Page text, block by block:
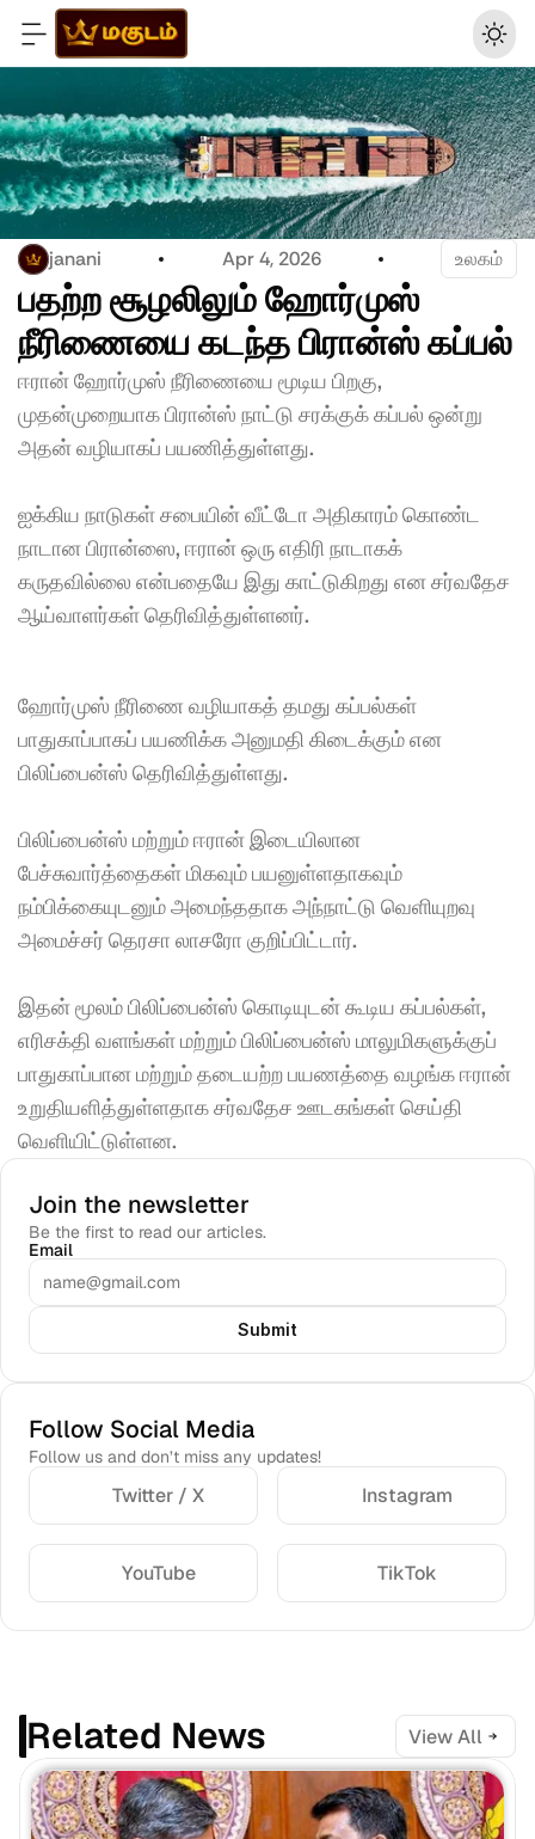
janani Apr 4, 2026 உலகம்
பதற்ற சூழலிலும் ஹோர்முஸ்
ஈரான் ஹோர்முஸ் நீரிணையை மூடிய பிறகு,
முதன்முறையாக பிரான்ஸ் நாட்டு சரக்குக் கப்பல் ஒன்று
அதன் வழியாகப் பயணித்துள்ளது.
ஐக்கிய நாடுகள் சபையின் வீட்டோ அதிகாரம் கொண்ட
நாடான பிரான்ஸை, ஈரான் ஒரு எதிரி நாடாகக்
கருதவில்லை என்பதையே இது காட்டுகிறது என சர்வதேச
ஆய்வாளர்கள் தெரிவித்துள்ளனர்.
ஹோர்முஸ் நீரிணை வழியாகத் தமது கப்பல்கள்
பாதுகாப்பாகப் பயணிக்க அனுமதி கிடைக்கும் என
பிலிப்பைன்ஸ் தெரிவித்துள்ளது.
பிலிப்பைன்ஸ் மற்றும் ஈரான் இடையிலான
பேச்சுவார்த்தைகள் மிகவும் பயனுள்ளதாகவும்
நம்பிக்கையுடனும் அமைந்ததாக அந்நாட்டு வெளியுறவு
அமைச்சர் தெரசா லாசரோ குறிப்பிட்டார்.
இதன் மூலம் பிலிப்பைன்ஸ் கொடியுடன் கூடிய கப்பல்கள்,
எரிசக்தி வளங்கள் மற்றும் பிலிப்பைன்ஸ் மாலுமிகளுக்குப்
பாதுகாப்பான மற்றும் தடையற்ற பயணத்தை வழங்க ஈரான்
உறுதியளித்துள்ளதாக சர்வதேச ஊடகங்கள் செய்தி
வெளியிட்டுள்ளன.
Join the newsletter
Be the first to read our articles.
Email
Submit
Follow Social Media
Follow us and don’t miss any updates!
Twitter / X Instagram
YouTube TikTok
Related News View All